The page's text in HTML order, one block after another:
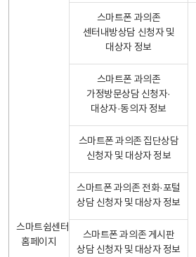
스마트쉼센터
홈페이지
스마트폰 과의존
센터내방상담 신청자 및
대상자 정보
스마트폰 과의존
가정방문상담 신청자·
대상자·동의자 정보
스마트폰 과의존 집단상담
신청자 및 대상자 정보
스마트폰 과의존 전화·포털
상담 신청자 및 대상자 정보
스마트폰 과의존 게시판
상담 신청자 및 대상자 정보